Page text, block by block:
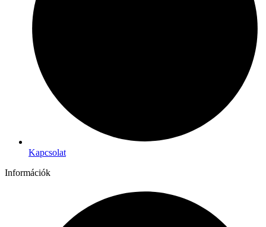
Kapcsolat
Információk